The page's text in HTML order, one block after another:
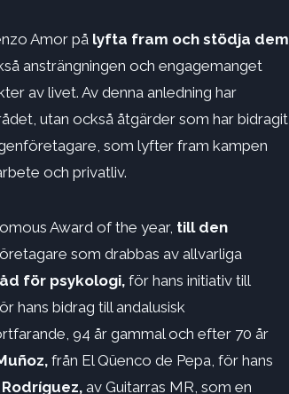
Amor på lyfta fram och stödja dem
ansträngningen och engagemanget
av livet. Av denna anledning har
utan också åtgärder som har bidragit
som lyfter fram kampen
och privatliv.
Award of the year, till den
som drabbas av allvarliga
för psykologi, för hans initiativ till
hans bidrag till andalusisk
94 år gammal och efter 70 år
från El Qüenco de Pepa, för hans
av Guitarras MR, som en